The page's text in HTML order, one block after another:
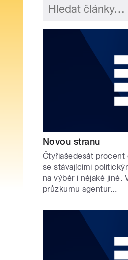
Novou stranu
Čtyřiašedesát procent
se stávajícími
na výběr i nějaké jiné.
průzkumu agentur...